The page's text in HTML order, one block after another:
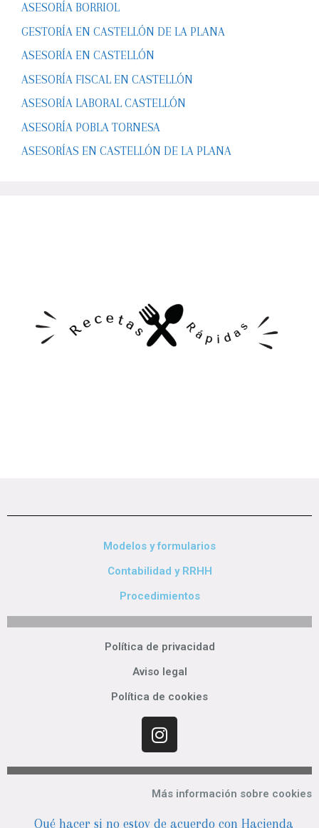
ASESORÍA BORRIOL
GESTORÍA EN CASTELLÓN DE LA PLANA
ASESORÍA EN CASTELLÓN
ASESORÍA FISCAL EN CASTELLÓN
ASESORÍA LABORAL CASTELLÓN
ASESORÍA POBLA TORNESA
ASESORÍAS EN CASTELLÓN DE LA PLANA
Modelos y formularios
Contabilidad y RRHH
Procedimientos
Política de privacidad
Aviso legal
Política de cookies
Más información sobre cookies
Qué hacer si no estoy de acuerdo con Hacienda